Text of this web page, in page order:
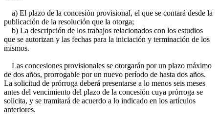
a) El plazo de la concesión provisional, el que se contará desde la
publicación de la resolución que la otorga;
b) La descripción de los trabajos relacionados con los estudios
que se autorizan y las fechas para la iniciación y terminación de los
mismos.
Las concesiones provisionales se otorgarán por un plazo máximo
de dos años, prorrogable por un nuevo período de hasta dos años.
La solicitud de prórroga deberá presentarse a lo menos seis meses
antes del vencimiento del plazo de la concesión cuya prórroga se
solicita, y se tramitará de acuerdo a lo indicado en los artículos
anteriores.